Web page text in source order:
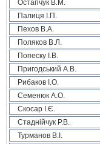
Остапчук В.М.
Палиця І.П.
Пехов В.А.
Поляков В.Л.
Попеску І.В.
Пригодський А.В.
Рибаков І.О.
Семенюк А.О.
Скосар І.Є.
Стаднійчук Р.В.
Турманов В.І.